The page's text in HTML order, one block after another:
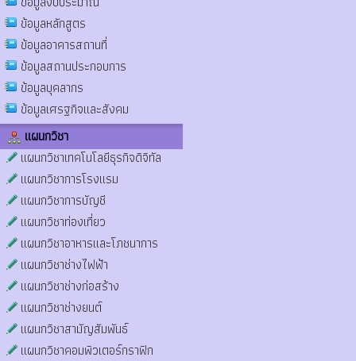
ข้อมูลหลักสูตร
ข้อมูลอาคารสถานที่
ข้อมูลสถานประกอบการ
ข้อมูลบุคลากร
ข้อมูลเศรฐกิจและสังคม
แผนกวิชา
แผนกวิชาเทคโนโลยีธุรกิจดิจิทัล
แผนกวิชาการโรงแรม
แผนกวิชาการบัญชี
แผนกวิชาท่องเที่ยว
แผนกวิชาอาหารและโภชนาการ
แผนกวิชาช่างไฟฟ้า
แผนกวิชาช่างก่อสร้าง
แผนกวิชาช่างยนต์
แผนกวิชาสามัญสัมพันธ์
แผนกวิชาคอมพิวเตอร์กราฟิก